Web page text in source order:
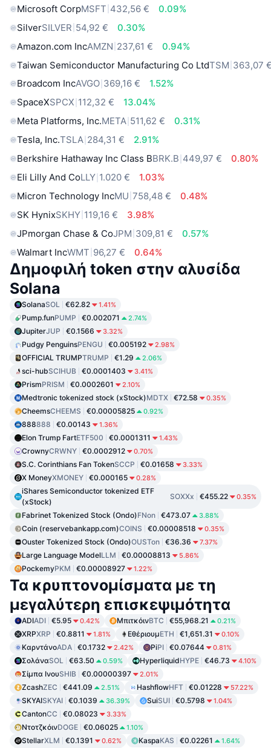
Microsoft CorpMSFT 432,56 €
0.09%
SilverSILVER 54,92 €
0.30%
Amazon.com IncAMZN 237,61 €
0.94%
Taiwan Semiconductor Manufacturing Co LtdTSM 363,07
Broadcom IncAVGO 369,16 €
1.52%
SpaceXSPCX 112,32 €
13.04%
Meta Platforms, Inc.META 511,62 €
0.31%
Tesla, Inc.TSLA 284,31 €
2.91%
Berkshire Hathaway Inc Class BBRK.B 449,97 €
0.80%
Eli Lilly And CoLLY 1.020 €
1.03%
Micron Technology IncMU 758,48 €
0.48%
SK HynixSKHY 119,16 €
3.98%
JPmorgan Chase & CoJPM 309,81 €
0.57%
Walmart IncWMT 96,27 € 0.64%
Δημοφιλή token στην αλυσίδα
Solana
SolanaSOL €62.82 1.41%
Pump.funPUMP €0.002071 2.74%
JupiterJUP €0.1566 3.32%
Pudgy PenguinsPENGU €0.005192 2.98%
OFFICIAL TRUMPTRUMP €1.29 2.06%
sci-hubSCIHUB €0.0001403 3.41%
PrismPRISM €0.0002601 2.10%
Medtronic tokenized stock (xStock)MDTX €72.58 0.35%
CheemsCHEEMS €0.00005825 0.92%
888888 €0.00143 1.36%
Elon Trump FartETF500 €0.0001311 1.43%
CrownyCRWNY €0.0002912 0.70%
S.C. Corinthians Fan TokenSCCP €0.01658 3.33%
X MoneyXMONEY €0.000165 0.28%
iShares Semiconductor tokenized ETF
(xStock)
SOXXx €455.22 0.35%
Fabrinet Tokenized Stock (Ondo)FNon €473.07 3.88%
Coin (reservebankapp.com)COINS €0.00008518 0.35%
Ouster Tokenized Stock (Ondo)OUSTon €36.36 7.37%
Large Language ModelLLM €0.00008813 5.86%
PockemyPKM €0.00008927 1.22%
Τα κρυπτονομίσματα με τη
μεγαλύτερη επισκεψιμότητα
ADIADI €5.95 0.42% ΜπιτκόινBTC €55,968.21 0.21%
XRPXRP €0.8811 1.81% ΕθέριουμETH €1,651.31 0.10%
ΚαρντάνοADA €0.1732 2.42% PiPI €0.07644 0.81%
ΣολάναSOL €63.50 0.59% HyperliquidHYPE €46.73 4.10%
Σίμπα ΙνουSHIB €0.00000397 2.01%
ZcashZEC €441.09 2.51% HashflowHFT €0.01228 57.22%
SKYAISKYAI €0.1039 36.39% SuiSUI €0.5798 1.04%
CantonCC €0.08023 3.33%
ΝτοτζκόινDOGE €0.06025 1.10%
StellarXLM €0.1391 0.62% KaspaKAS €0.02261 1.64%